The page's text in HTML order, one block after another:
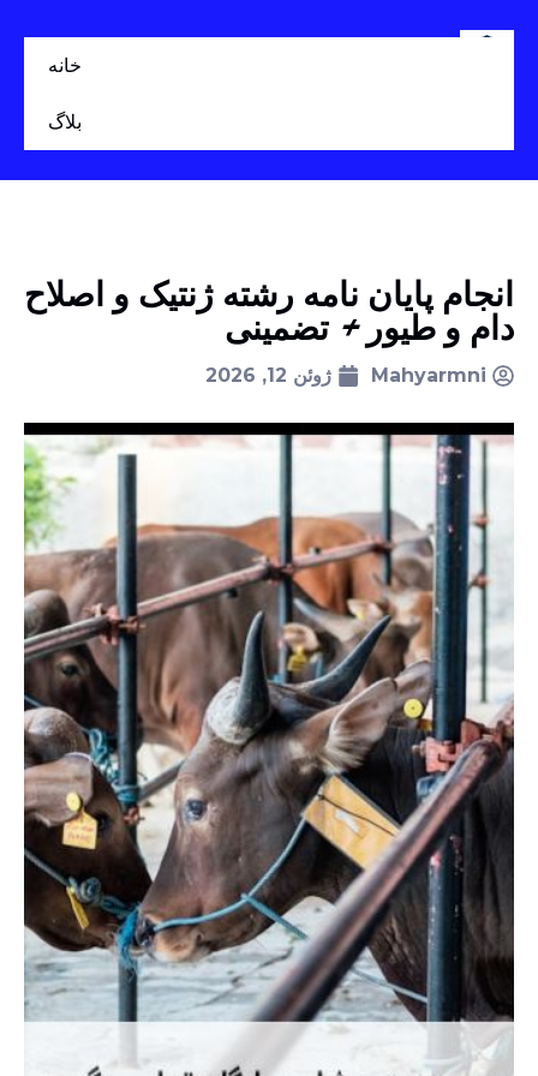
خانه
بلاگ
انجام پایان نامه رشته ژنتیک و اصلاح
دام و طیور + تضمینی
Mahyarmni ژوئن 12, 2026